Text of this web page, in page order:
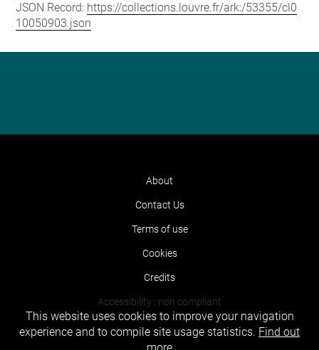
JSON Record: https://collections.louvre.fr/ark:/53355/cl0
10050903.json
About
Contact Us
Terms of use
Cookies
Credits
Accessibility : non compliant
This website uses cookies to improve your navigation
experience and to compile site usage statistics. Find out